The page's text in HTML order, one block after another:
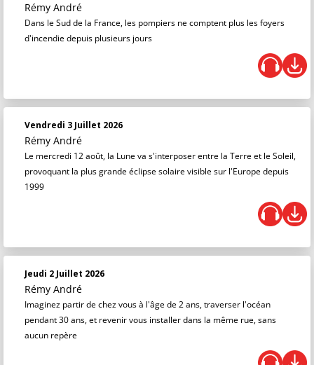
Rémy André
Dans le Sud de la France, les pompiers ne comptent plus les foyers
d'incendie depuis plusieurs jours
Vendredi 3 Juillet 2026
Rémy André
Le mercredi 12 août, la Lune va s'interposer entre la Terre et le Soleil,
provoquant la plus grande éclipse solaire visible sur l'Europe depuis
1999
Jeudi 2 Juillet 2026
Rémy André
Imaginez partir de chez vous à l'âge de 2 ans, traverser l'océan
pendant 30 ans, et revenir vous installer dans la même rue, sans
aucun repère